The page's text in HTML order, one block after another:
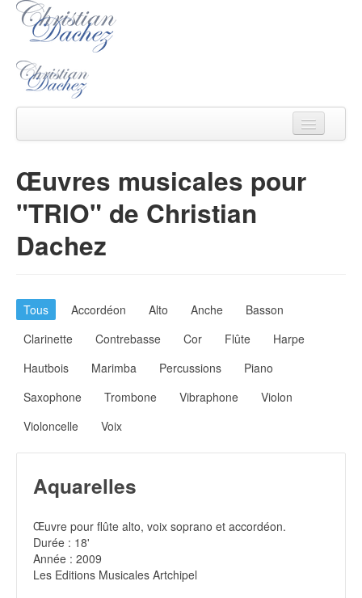
Actu
Catalogue
Ecouter/voir
Médias
Contact
Œuvres musicales pour
"TRIO" de Christian
Dachez
Tous Accordéon Alto Anche
Basson
Clarinette
Contrebasse Cor Flûte
Harpe
Hautbois
Marimba Percussions
Piano
Saxophone
Trombone Vibraphone
Violon
Violoncelle
Voix
Aquarelles
Œuvre pour flûte alto, voix soprano et accordéon.
Durée : 18'
Année : 2009
Les Editions Musicales Artchipel